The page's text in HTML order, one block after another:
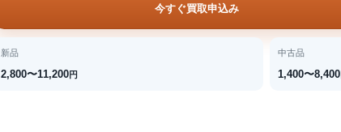
今すぐ買取申込み
新品
2,800〜11,200円
中古品
1,400〜8,400